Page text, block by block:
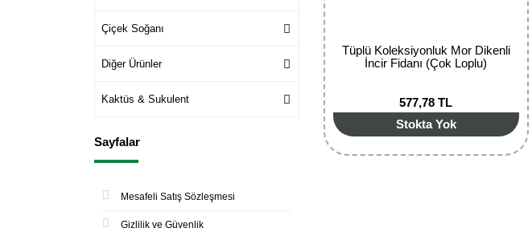
Çiçek Soğanı
Diğer Ürünler
Kaktüs & Sukulent
Sayfalar
Mesafeli Satış Sözleşmesi
Gizlilik ve Güvenlik
Tüplü Koleksiyonluk Mor Dikenli
İncir Fidanı (Çok Loplu)
577,78 TL
Stokta Yok